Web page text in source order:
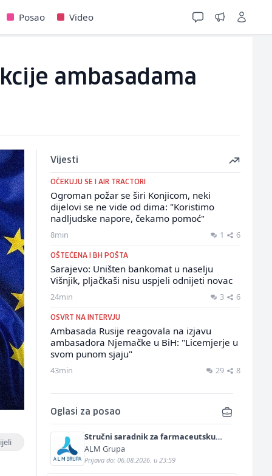
Posao Video
ambasadama
Vijesti
OČEKUJU SE I AIR TRACTORI
Ogroman požar se širi Konjicom, neki
dijelovi se ne vide od dima: "Koristimo
nadljudske napore, čekamo pomoć"
8min 1 6
OŠTEĆENA I BH POŠTA
Sarajevo: Uništen bankomat u naselju
Višnjik, pljačkaši nisu uspjeli odnijeti novac
24min 3 6
OSVRT NA INTERVJU
Ambasada Rusije reagovala na izjavu
ambasadora Njemačke u BiH: "Licemjerje u
svom punom sjaju"
43min 29 8
Oglasi za posao
Stručni saradnik za farmaceutsku
prodaju (m/ž)
ALM Grupa
Prijava do: 06.08.2026. u 23:59